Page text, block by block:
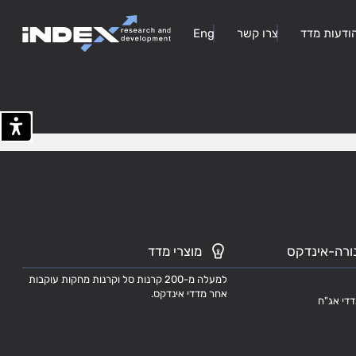
מדד צרו קשר Eng
אינדקס
אג"ח
מוצרי מדד
למעלה מ-200 קרנות סל וקרנות מחקות עוקבות
אחר מדדי אינדקס.